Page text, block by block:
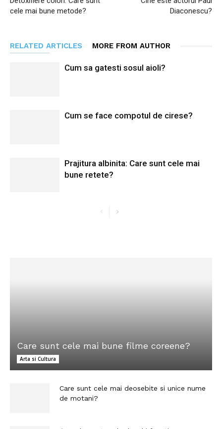
cele mai bune metode?
Diaconescu?
RELATED ARTICLES MORE FROM AUTHOR
Cum sa gatesti sosul aioli?
Cum se face compotul de cirese?
Prajitura albinita: Care sunt cele mai
bune retete?
Care sunt cele mai bune filme coreene?
Arta si Cultura
Care sunt cele mai deosebite si unice nume
de motani?